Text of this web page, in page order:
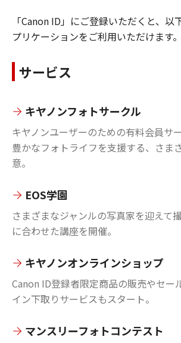
「Canon ID」にご登録いただくと、以
プリケーションをご利用いただけます。
サービス
キヤノンフォトサークル
キヤノンユーザーのための有料会員サ
豊かなフォトライフを支援する、さま
意。
EOS学園
さまざまなジャンルの写真家を迎えて
に合わせた講座を開催。
キヤノンオンラインショップ
Canon ID登録者限定商品の販売やセー
イン下取りサービスもスタート。
マンスリーフォトコンテスト